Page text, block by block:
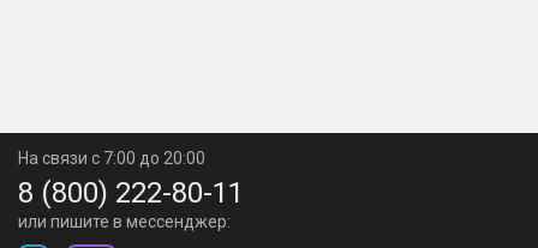
На связи с 7:00 до 20:00
8 (800) 222-80-11
или пишите в мессенджер: